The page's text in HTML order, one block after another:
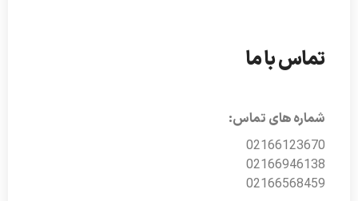
تماس با ما
شماره های تماس:
02166123670
02166946138
02166568459